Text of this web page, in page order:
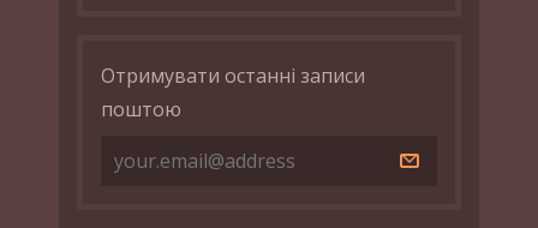
Отримувати останні записи
поштою